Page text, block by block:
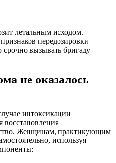
летальным исходом.
передозировки
вызывать бригаду
не оказалось
интоксикации
восстановления
Женщинам, практикующим
используя